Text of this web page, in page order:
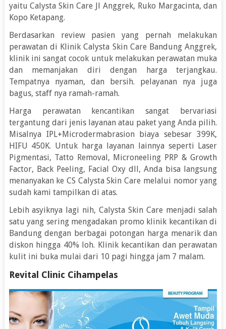
yaitu Calysta Skin Care Jl Anggrek, Ruko Margacinta, dan
Kopo Ketapang.
Berdasarkan review pasien yang pernah melakukan
perawatan di Klinik Calysta Skin Care Bandung Anggrek,
klinik ini sangat cocok untuk melakukan perawatan muka
dan memanjakan diri dengan harga terjangkau.
Tempatnya nyaman, dan bersih. pelayanan nya juga
bagus, staff nya ramah-ramah.
Harga perawatan kencantikan sangat bervariasi
tergantung dari jenis layanan atau paket yang Anda pilih.
Misalnya IPL+Microdermabrasion biaya sebesar 399K,
HIFU 450K. Untuk harga layanan lainnya seperti Laser
Pigmentasi, Tatto Removal, Microneeling PRP & Growth
Factor, Back Peeling, Facial Oxy dll, Anda bisa langsung
menanyakan ke CS Calysta Skin Care melalui nomor yang
sudah kami tampilkan di atas.
Lebih asyiknya lagi nih, Calysta Skin Care menjadi salah
satu yang sering mengadakan promo klinik kecantikan di
Bandung dengan berbagai potongan harga menarik dan
diskon hingga 40% loh. Klinik kecantikan dan perawatan
kulit ini buka mulai dari 10 pagi hingga jam 7 malam.
Revital Clinic Cihampelas